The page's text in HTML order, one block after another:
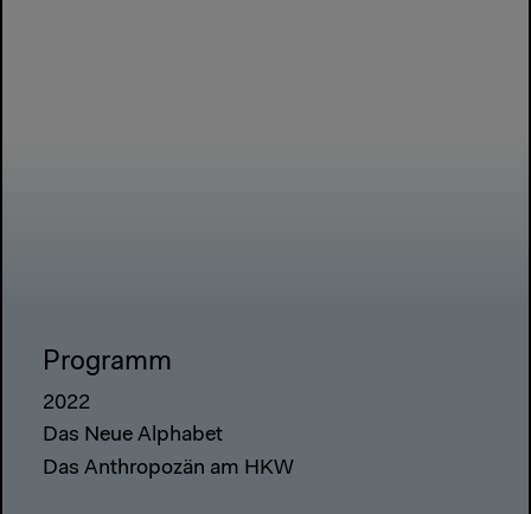
Programm
2022
Das Neue Alphabet
Das Anthropozän am HKW